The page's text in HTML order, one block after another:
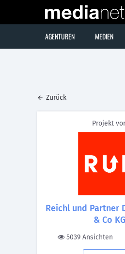
AGENTUREN MEDIEN
Zurück
Projekt
Reichl und Partner
& Co KG
5039 Ansichten